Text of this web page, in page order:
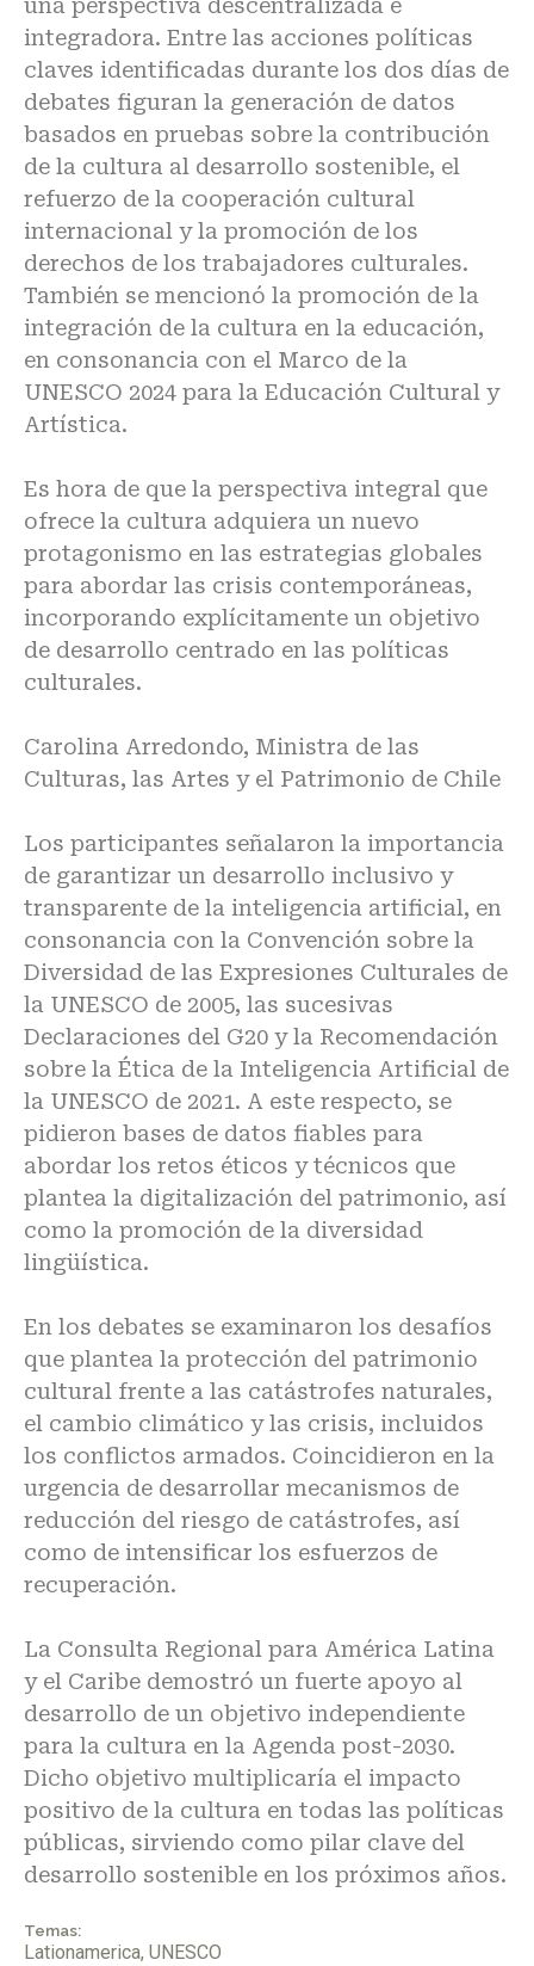
una perspectiva descentralizada e
integradora. Entre las acciones políticas
claves identificadas durante los dos días de
debates figuran la generación de datos
basados en pruebas sobre la contribución
de la cultura al desarrollo sostenible, el
refuerzo de la cooperación cultural
internacional y la promoción de los
derechos de los trabajadores culturales.
También se mencionó la promoción de la
integración de la cultura en la educación,
en consonancia con el Marco de la
UNESCO 2024 para la Educación Cultural y
Artística.
Es hora de que la perspectiva integral que
ofrece la cultura adquiera un nuevo
protagonismo en las estrategias globales
para abordar las crisis contemporáneas,
incorporando explícitamente un objetivo
de desarrollo centrado en las políticas
culturales.
Carolina Arredondo, Ministra de las
Culturas, las Artes y el Patrimonio de Chile
Los participantes señalaron la importancia
de garantizar un desarrollo inclusivo y
transparente de la inteligencia artificial, en
consonancia con la Convención sobre la
Diversidad de las Expresiones Culturales de
la UNESCO de 2005, las sucesivas
Declaraciones del G20 y la Recomendación
sobre la Ética de la Inteligencia Artificial de
la UNESCO de 2021. A este respecto, se
pidieron bases de datos fiables para
abordar los retos éticos y técnicos que
plantea la digitalización del patrimonio, así
como la promoción de la diversidad
lingüística.
En los debates se examinaron los desafíos
que plantea la protección del patrimonio
cultural frente a las catástrofes naturales,
el cambio climático y las crisis, incluidos
los conflictos armados. Coincidieron en la
urgencia de desarrollar mecanismos de
reducción del riesgo de catástrofes, así
como de intensificar los esfuerzos de
recuperación.
La Consulta Regional para América Latina
y el Caribe demostró un fuerte apoyo al
desarrollo de un objetivo independiente
para la cultura en la Agenda post-2030.
Dicho objetivo multiplicaría el impacto
positivo de la cultura en todas las políticas
públicas, sirviendo como pilar clave del
desarrollo sostenible en los próximos años.
Temas:
Lationamerica, UNESCO